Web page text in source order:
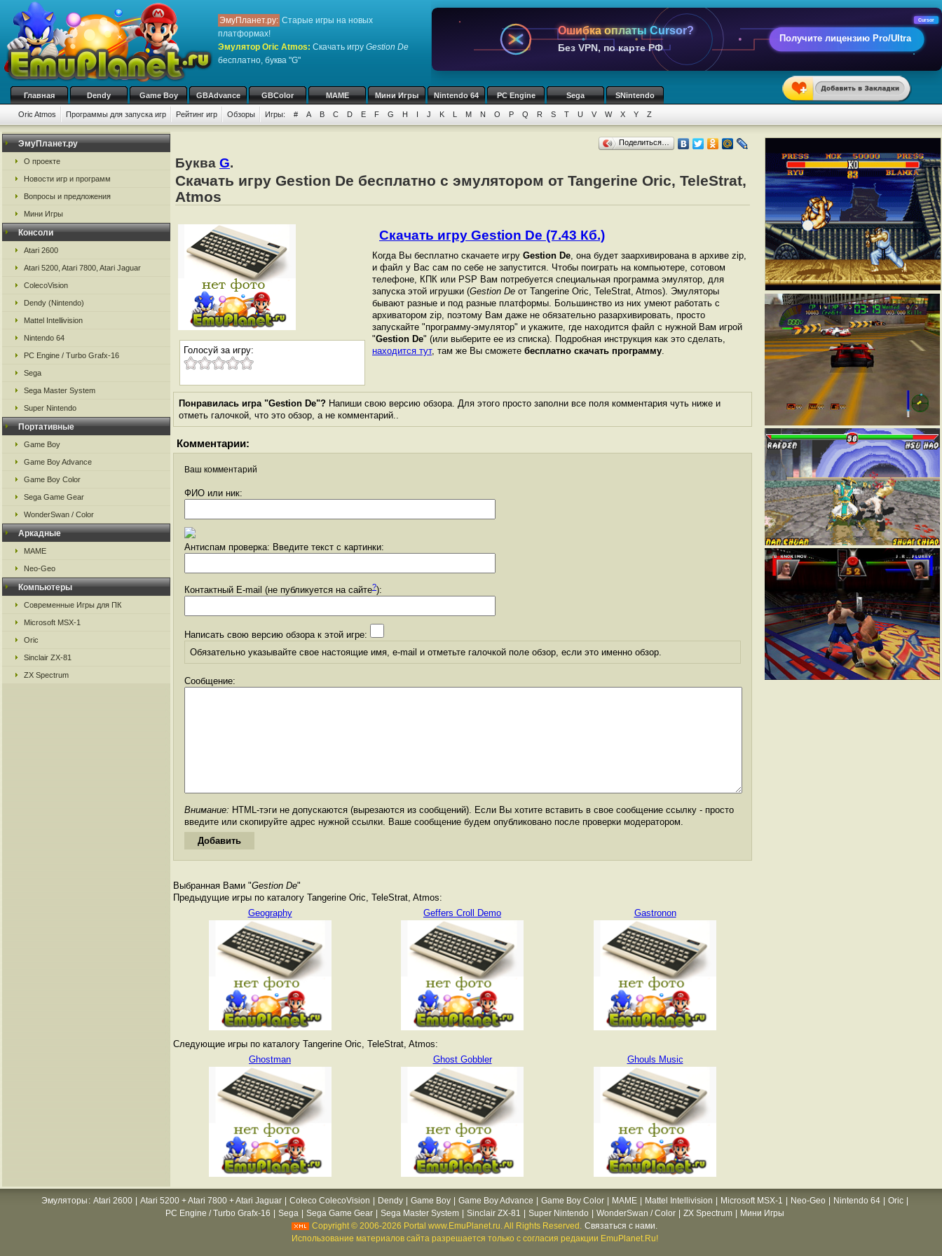
ЭмуПланет.ру: Старые игры на новых
платформах!
Эмулятор Oric Atmos: Скачать игру Gestion De
бесплатно, буква "G"
Ошибка оплаты Cursor?
Без VPN, по карте РФ
Получите лицензию Pro/Ultra
Cursor
Главная Dendy Game Boy GBAdvance GBColor MAME Мини Игры Nintendo 64 PC Engine Sega SNintendo
Oric Atmos Программы для запуска игр Рейтинг игр Обзоры Игры: # A B C D E F G H I J K L M N O P Q R S T U V W X Y Z
ЭмуПланет.ру
О проекте
Новости игр и программ
Вопросы и предложения
Мини Игры
Консоли
Atari 2600
Atari 5200, Atari 7800, Atari Jaguar
ColecoVision
Dendy (Nintendo)
Mattel Intellivision
Nintendo 64
PC Engine / Turbo Grafx-16
Sega
Sega Master System
Super Nintendo
Портативные
Game Boy
Game Boy Advance
Game Boy Color
Sega Game Gear
WonderSwan / Color
Аркадные
MAME
Neo-Geo
Компьютеры
Современные Игры для ПК
Microsoft MSX-1
Oric
Sinclair ZX-81
ZX Spectrum
Поделиться…
Буква G.
Скачать игру Gestion De бесплатно с эмулятором от Tangerine Oric, TeleStrat,
Atmos
Голосуй за игру:
Скачать игру Gestion De (7.43 Кб.)
Когда Вы бесплатно скачаете игру Gestion De, она будет заархивирована в архиве zip,
и файл у Вас сам по себе не запустится. Чтобы поиграть на компьютере, сотовом
телефоне, КПК или PSP Вам потребуется специальная программа эмулятор, для
запуска этой игрушки (Gestion De от Tangerine Oric, TeleStrat, Atmos). Эмуляторы
бывают разные и под разные платформы. Большинство из них умеют работать с
архиватором zip, поэтому Вам даже не обязательно разархивировать, просто
запускайте "программу-эмулятор" и укажите, где находится файл с нужной Вам игрой
"Gestion De" (или выберите ее из списка). Подробная инструкция как это сделать,
находится тут, там же Вы сможете бесплатно скачать программу.
Понравилась игра "Gestion De"? Напиши свою версию обзора. Для этого просто заполни все поля комментария чуть ниже и
отметь галочкой, что это обзор, а не комментарий..
Комментарии:
Ваш комментарий
ФИО или ник:
Антиспам проверка: Введите текст с картинки:
Контактный E-mail (не публикуется на сайте?):
Написать свою версию обзора к этой игре:
Обязательно указывайте свое настоящие имя, e-mail и отметьте галочкой поле обзор, если это именно обзор.
Сообщение:
Внимание: HTML-тэги не допускаются (вырезаются из сообщений). Если Вы хотите вставить в свое сообщение ссылку - просто
введите или скопируйте адрес нужной ссылки. Ваше сообщение будем опубликовано после проверки модератором.
Выбранная Вами "Gestion De"
Предыдущие игры по каталогу Tangerine Oric, TeleStrat, Atmos:
Geography
Geffers Croll Demo Gastronon
Следующие игры по каталогу Tangerine Oric, TeleStrat, Atmos:
Ghostman
Ghost Gobbler Ghouls Music
Эмуляторы : Atari 2600 Atari 5200 + Atari 7800 + Atari Jaguar Coleco ColecoVision Dendy Game Boy Game Boy Advance Game Boy Color MAME Mattel Intellivision Microsoft MSX-1 Neo-Geo Nintendo 64 Oric
PC Engine / Turbo Grafx-16
Sega Sega Game Gear Sega Master System Sinclair ZX-81 Super Nintendo WonderSwan / Color ZX Spectrum
Мини Игры
Copyright © 2006-2026 Portal www.EmuPlanet.ru. All Rights Reserved. Связаться с нами.
Использование материалов сайта разрешается только с согласия редакции EmuPlanet.Ru!